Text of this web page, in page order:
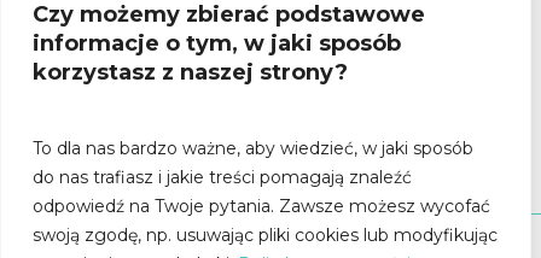
Czy możemy zbierać podstawowe
informacje o tym, w jaki sposób
korzystasz z naszej strony?
To dla nas bardzo ważne, aby wiedzieć, w jaki sposób
do nas trafiasz i jakie treści pomagają znaleźć
odpowiedź na Twoje pytania. Zawsze możesz wycofać
swoją zgodę, np. usuwając pliki cookies lub modyfikując
Poznań:
ul. Stary Rynek 80/82